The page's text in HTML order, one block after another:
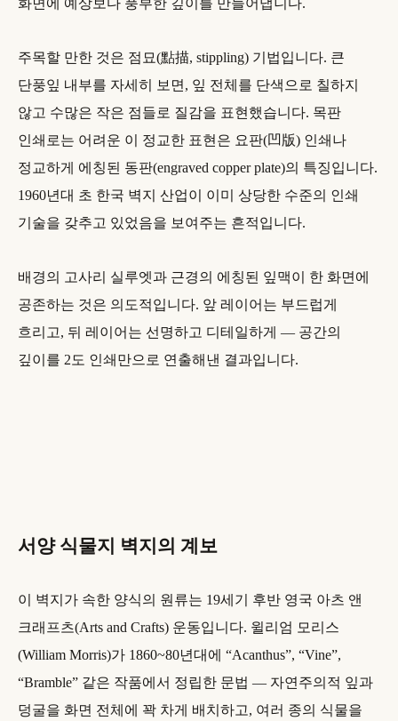
화면에 예상보다 풍부한 깊이를 만들어냅니다.
주목할 만한 것은 점묘(點描, stippling) 기법입니다. 큰
단풍잎 내부를 자세히 보면, 잎 전체를 단색으로 칠하지
않고 수많은 작은 점들로 질감을 표현했습니다. 목판
인쇄로는 어려운 이 정교한 표현은 요판(凹版) 인쇄나
정교하게 에칭된 동판(engraved copper plate)의 특징입니다.
1960년대 초 한국 벽지 산업이 이미 상당한 수준의 인쇄
기술을 갖추고 있었음을 보여주는 흔적입니다.
배경의 고사리 실루엣과 근경의 에칭된 잎맥이 한 화면에
공존하는 것은 의도적입니다. 앞 레이어는 부드럽게
흐리고, 뒤 레이어는 선명하고 디테일하게 — 공간의
깊이를 2도 인쇄만으로 연출해낸 결과입니다.
서양 식물지 벽지의 계보
이 벽지가 속한 양식의 원류는 19세기 후반 영국 아츠 앤
크래프츠(Arts and Crafts) 운동입니다. 윌리엄 모리스
(William Morris)가 1860~80년대에 “Acanthus”, “Vine”,
“Bramble” 같은 작품에서 정립한 문법 — 자연주의적 잎과
덩굴을 화면 전체에 꽉 차게 배치하고, 여러 종의 식물을